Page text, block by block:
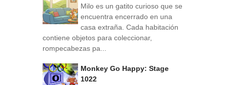
Milo es un gatito curioso que se
encuentra encerrado en una
casa extraña. Cada habitación
contiene objetos para coleccionar,
rompecabezas pa...
Monkey Go Happy: Stage
1022